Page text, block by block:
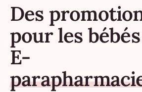
Des
pour les
E-